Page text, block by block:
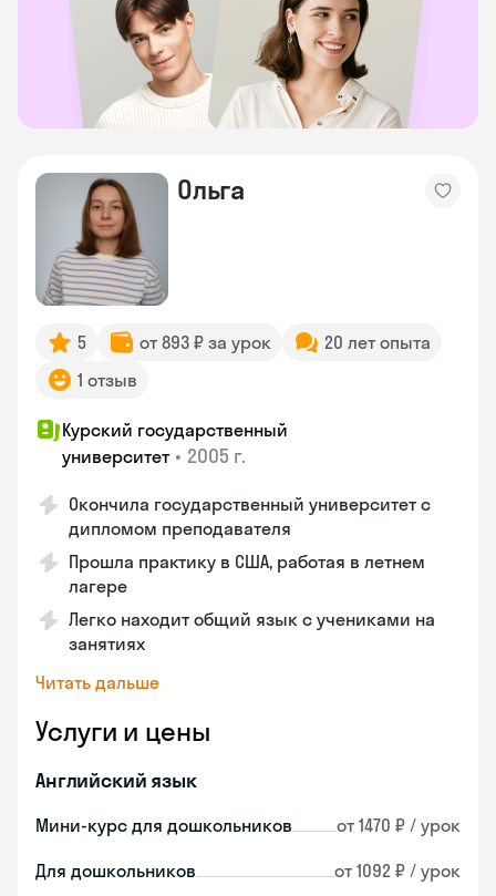
Ольга
5 от 893 ₽ за урок
20 лет опыта
1 отзыв
Курский государственный
университет • 2005 г.
Окончила государственный университет с
дипломом преподавателя
Прошла практику в США, работая в летнем
лагере
Легко находит общий язык с учениками на
занятиях
Читать дальше
Услуги и цены
Английский язык
Мини-курс для дошкольников от 1470 ₽ / урок
Для дошкольников от 1092 ₽ / урок